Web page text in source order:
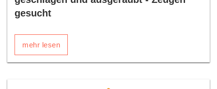
gesucht
mehr lesen